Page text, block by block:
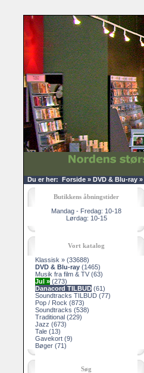
Du er her: Forside » DVD & Blu-ray »
Butikkens åbningstider
Mandag - Fredag: 10-18
Lørdag: 10-15
Vort katalog
Klassisk » (33688)
DVD & Blu-ray (1465)
Musik fra film & TV (63)
Jul » (273)
Danacord TILBUD (61)
Soundtracks TILBUD (77)
Pop / Rock (873)
Soundtracks (538)
Traditional (229)
Jazz (673)
Tale (13)
Gavekort (9)
Bøger (71)
Søg